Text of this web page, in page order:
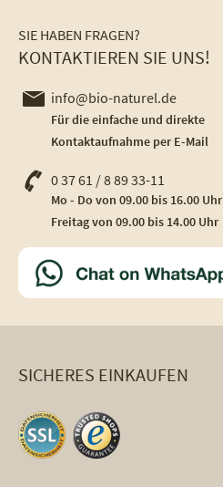
SIE HABEN FRAGEN?
KONTAKTIEREN SIE UNS!
info@bio-naturel.de
Für die einfache und direkte
Kontaktaufnahme per E-Mail
0 37 61 / 8 89 33-11
Mo - Do von 09.00 bis 16.00 Uhr
Freitag von 09.00 bis 14.00 Uhr
SICHERES EINKAUFEN